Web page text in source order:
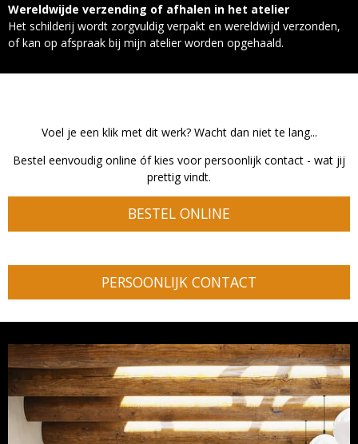
Wereldwijde verzending of afhalen in het atelier
Het schilderij wordt zorgvuldig verpakt en wereldwijd verzonden,
of kan op afspraak bij mijn atelier worden opgehaald.
Voel je een klik met dit werk? Wacht dan niet te lang...
Bestel eenvoudig online óf kies voor persoonlijk contact - wat jij
prettig vindt.
BESTEL ONLINE
PERSOONLIJK CONTACT